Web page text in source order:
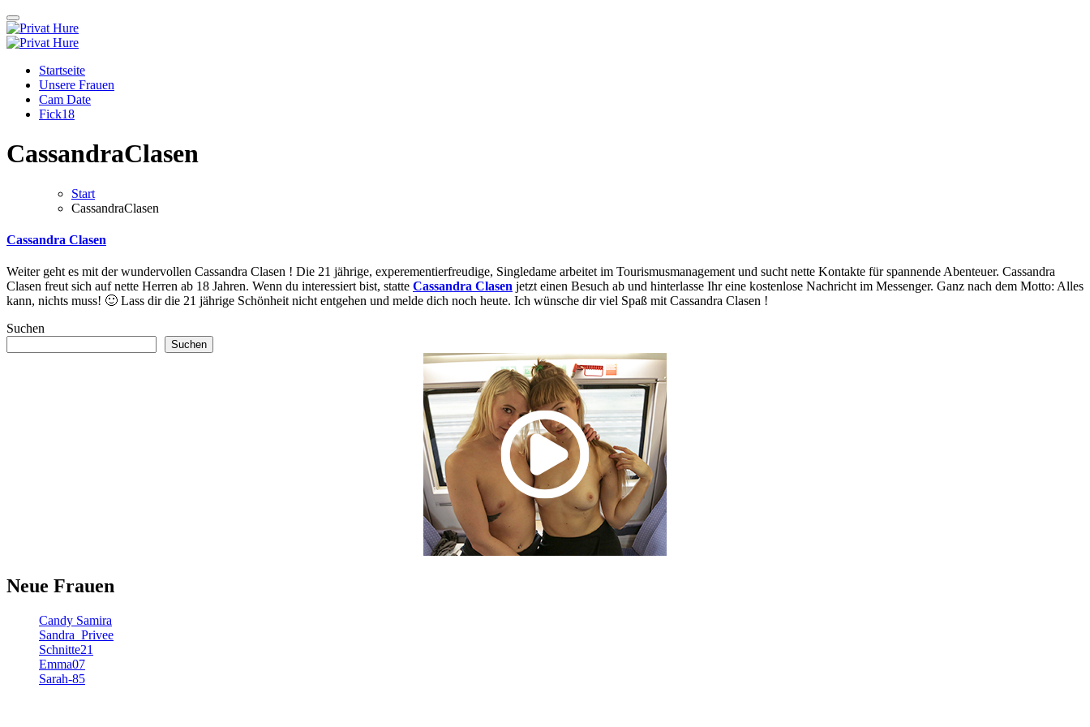
Zum
Inhalt
springen
Privat Hure
Privat Hure
Auch in deiner Nachbarschaft
Startseite
Unsere Frauen
Cam Date
Fick18
CassandraClasen
Start
CassandraClasen
Cassandra Clasen
Weiter geht es mit der wundervollen Cassandra Clasen ! Die 21 jährige, experementierfreudige, Singledame arbeitet im Tourismusmanagement und sucht nette Kontakte für spannende Abenteuer. Cassandra
Clasen freut sich auf nette Herren ab 18 Jahren. Wenn du interessiert bist, statte Cassandra Clasen jetzt einen Besuch ab und hinterlasse Ihr eine kostenlose Nachricht im Messenger. Ganz nach dem Motto: Alles
kann, nichts muss! 🙂 Lass dir die 21 jährige Schönheit nicht entgehen und melde dich noch heute. Ich wünsche dir viel Spaß mit Cassandra Clasen !
Suchen
Suchen
Neue Frauen
Candy Samira
Sandra_Privee
Schnitte21
Emma07
Sarah-85